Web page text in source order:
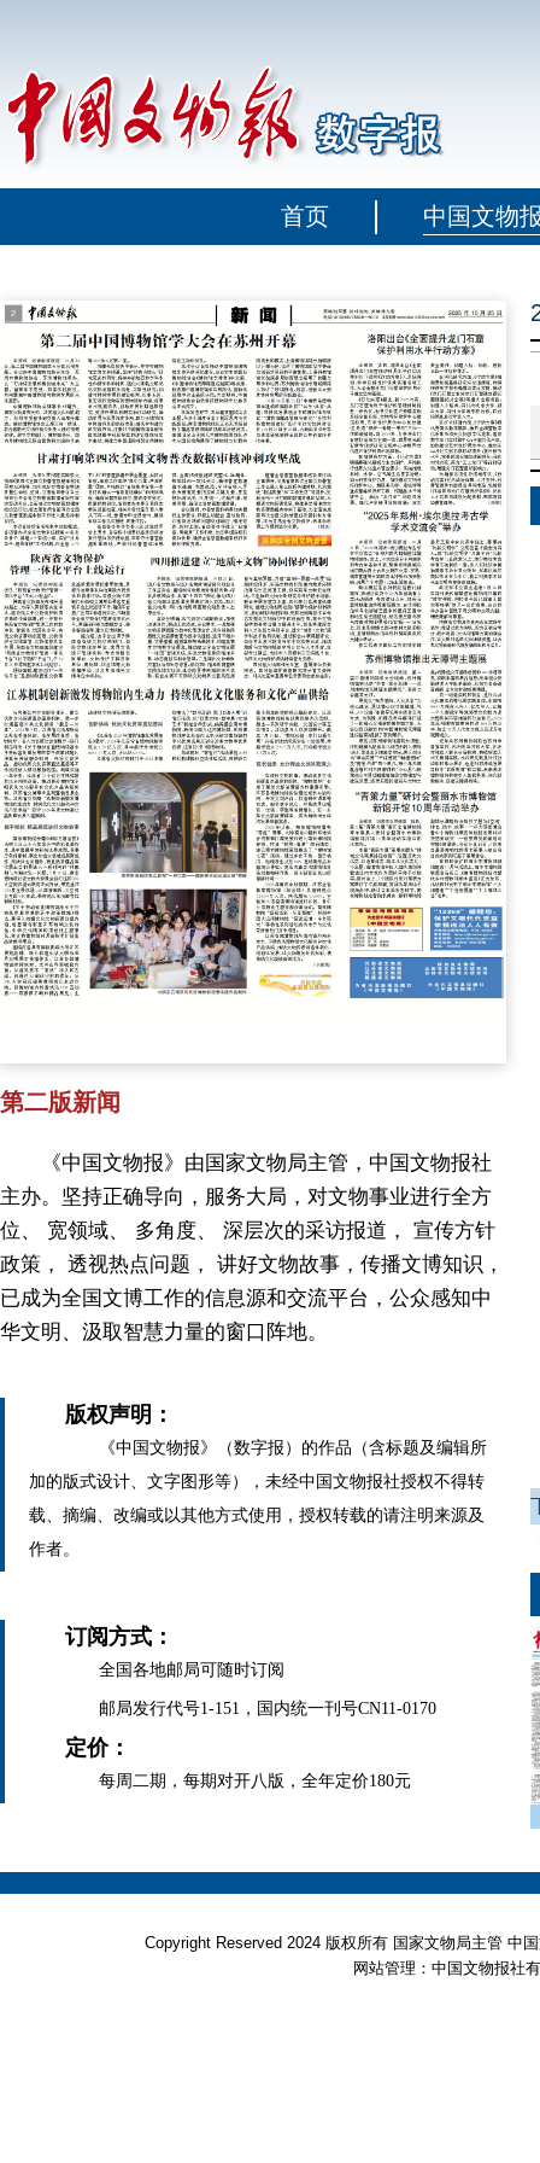
首页 中国文物
第二版新闻
《中国文物报》由国家文物局主管，中国文物报社
主办。坚持正确导向，服务大局，对文物事业进行全方
位、 宽领域、 多角度、 深层次的采访报道， 宣传方针
政策， 透视热点问题， 讲好文物故事，传播文博知识，
已成为全国文博工作的信息源和交流平台，公众感知中
华文明、汲取智慧力量的窗口阵地。
版权声明：
《中国文物报》（数字报）的作品（含标题及编辑所
加的版式设计、文字图形等），未经中国文物报社授权不得转
载、摘编、改编或以其他方式使用，授权转载的请注明来源及
作者。
订阅方式：
全国各地邮局可随时订阅
邮局发行代号1-151，国内统一刊号CN11-0170
定价：
每周二期，每期对开八版，全年定价180元
Copyright Reserved 2024 版权所有 国家文物局主管
网站管理：中国文物报社